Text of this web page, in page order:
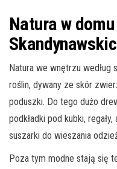
Natura w domu
Natura we wnętrzu według
roślin, dywany ze skór
poduszki. Do tego dużo
podkładki pod kubki,
suszarki do wieszania
Poza tym modne stają się